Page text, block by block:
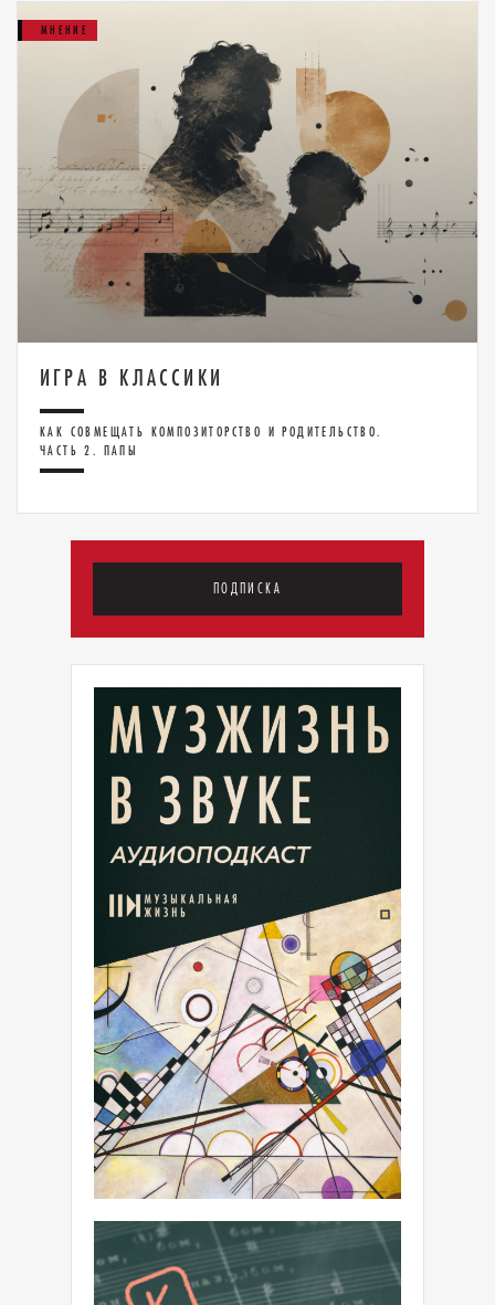
МНЕНИЕ
ИГРА В КЛАССИКИ
КАК СОВМЕЩАТЬ КОМПОЗИТОРСТВО И РОДИТЕЛЬСТВО.
ЧАСТЬ 2. ПАПЫ
ПОДПИСКА